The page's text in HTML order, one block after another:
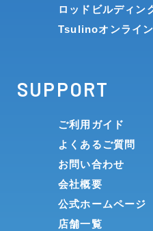
ロッドビルディン
Tsulinoオンライ
SUPPORT
ご利用ガイド
よくあるご質問
お問い合わせ
会社概要
公式ホームページ
店舗一覧